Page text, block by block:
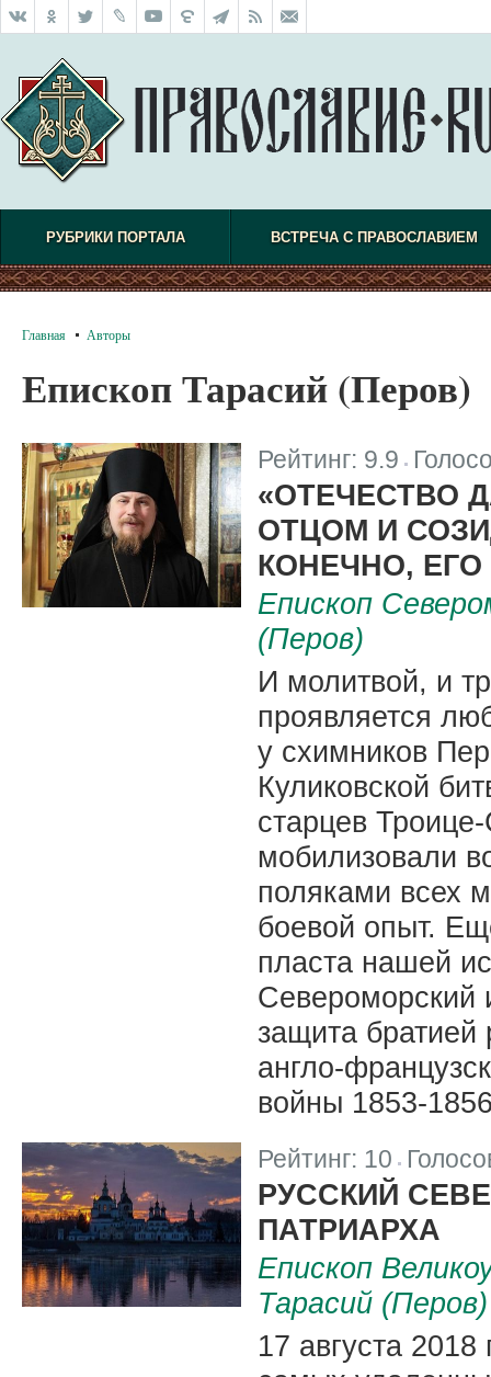
РУБРИКИ ПОРТАЛА ВСТРЕЧА С ПРАВОСЛАВИЕМ
Главная Авторы
Епископ Тарасий (Перов)
Рейтинг: 9.9
«ОТЕЧЕСТВО
ОТЦОМ И
КОНЕЧНО,
Епископ
(Перов)
И молитвой, и
проявляется
у схимников
Куликовской
старцев
мобилизовали
поляками всех
боевой опыт.
пласта нашей
Североморский
защита братией
англо-
войны 1853-
Рейтинг: 10
РУССКИЙ
ПАТРИАРХА
Епископ
Тарасий (Перов)
17 августа